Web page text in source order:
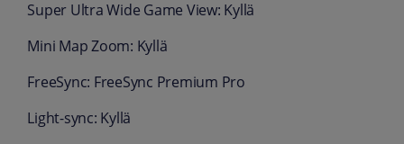
Super Ultra Wide Game View: Kyllä
Mini Map Zoom: Kyllä
FreeSync: FreeSync Premium Pro
Light-sync: Kyllä